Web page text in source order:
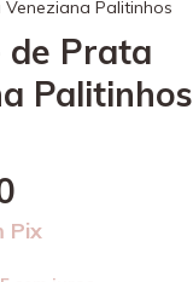
Palitinhos
de Prata
Palitinhos
Pix